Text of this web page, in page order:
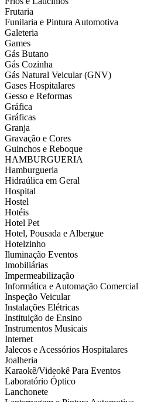
Frutaria
Funilaria e Pintura Automotiva
Galeteria
Games
Gás Butano
Gás Cozinha
Gás Natural Veicular (GNV)
Gases Hospitalares
Gesso e Reformas
Gráfica
Gráficas
Granja
Gravação e Cores
Guinchos e Reboque
HAMBURGUERIA
Hamburgueria
Hidraúlica em Geral
Hospital
Hostel
Hotéis
Hotel Pet
Hotel, Pousada e Albergue
Hotelzinho
Iluminação Eventos
Imobiliárias
Impermeabilização
Informática e Automação Comercial
Inspeção Veicular
Instalações Elétricas
Instituição de Ensino
Instrumentos Musicais
Internet
Jalecos e Acessórios Hospitalares
Joalheria
Karaokê/Videokê Para Eventos
Laboratório Óptico
Lanchonete